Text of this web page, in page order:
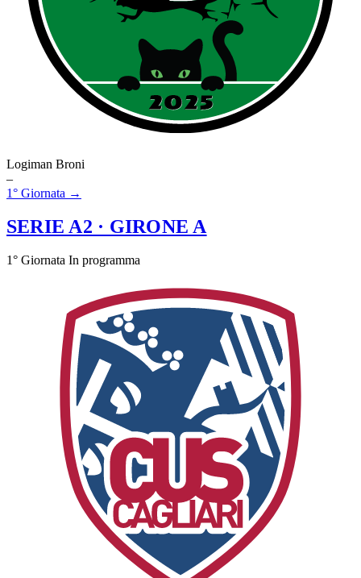
Logiman Broni
–
1° Giornata →
SERIE A2 · GIRONE A
1° Giornata In programma